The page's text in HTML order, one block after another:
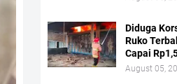
Diduga
Ruko
Capai
August 05,